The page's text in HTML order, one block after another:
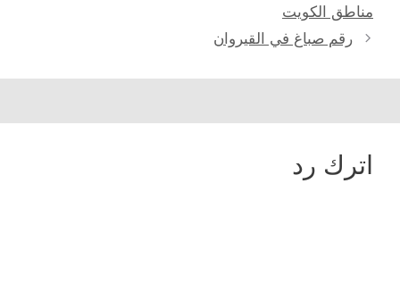
مناطق الكويت
رقم صباغ في القيروان
اترك رد